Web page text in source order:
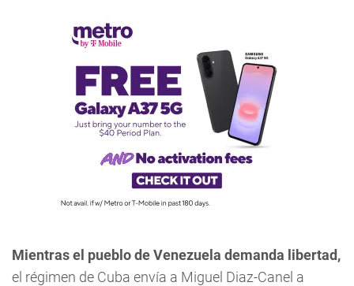
Mientras el pueblo de Venezuela demanda libertad,
el régimen de Cuba envía a Miguel Diaz-Canel a